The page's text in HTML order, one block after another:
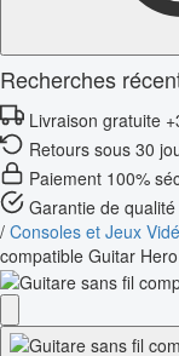
Recherches
Livraison gratuite
Retours sous 30
Paiement 100%
Garantie de qualité
/ Consoles et Jeux
compatible Guitar